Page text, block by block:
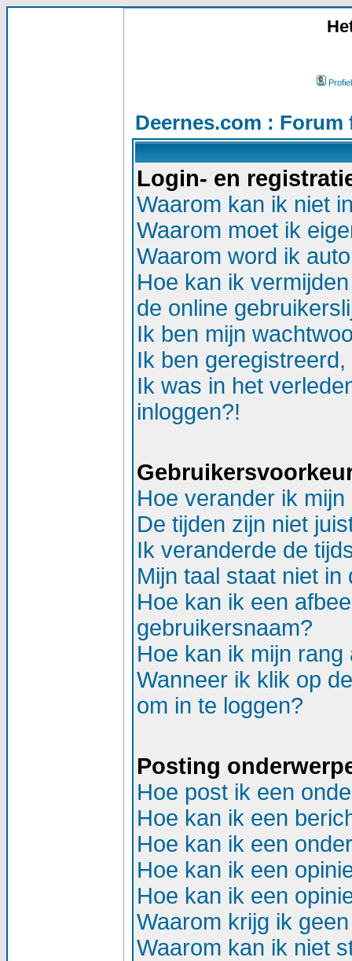
Profiel
Deernes.com :
Login- en
Waarom kan ik niet
Waarom moet ik
Waarom word ik
Hoe kan ik
de online
Ik ben mijn
Ik ben
Ik was in het
inloggen?!
Hoe verander ik
De tijden zijn niet
Ik veranderde de
Mijn taal staat niet in
Hoe kan ik een
gebruikersnaam?
Hoe kan ik mijn rang
Wanneer ik klik op
om in te loggen?
Posting
Hoe post ik een
Hoe kan ik een
Hoe kan ik een
Hoe kan ik een
Hoe kan ik een
Waarom krijg ik
Waarom kan ik niet